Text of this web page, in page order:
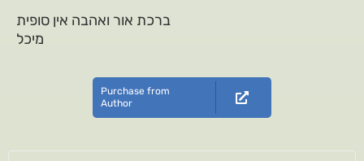
ברכת אור ואהבה אין סופית
מיכל
Purchase from
Author